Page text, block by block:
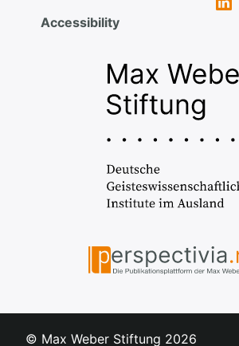
Accessibility
© Max Weber Stiftung 2026